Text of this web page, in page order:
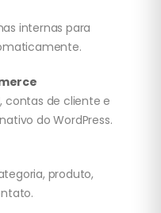
internas para
contas de cliente e
do WordPress.
produto,